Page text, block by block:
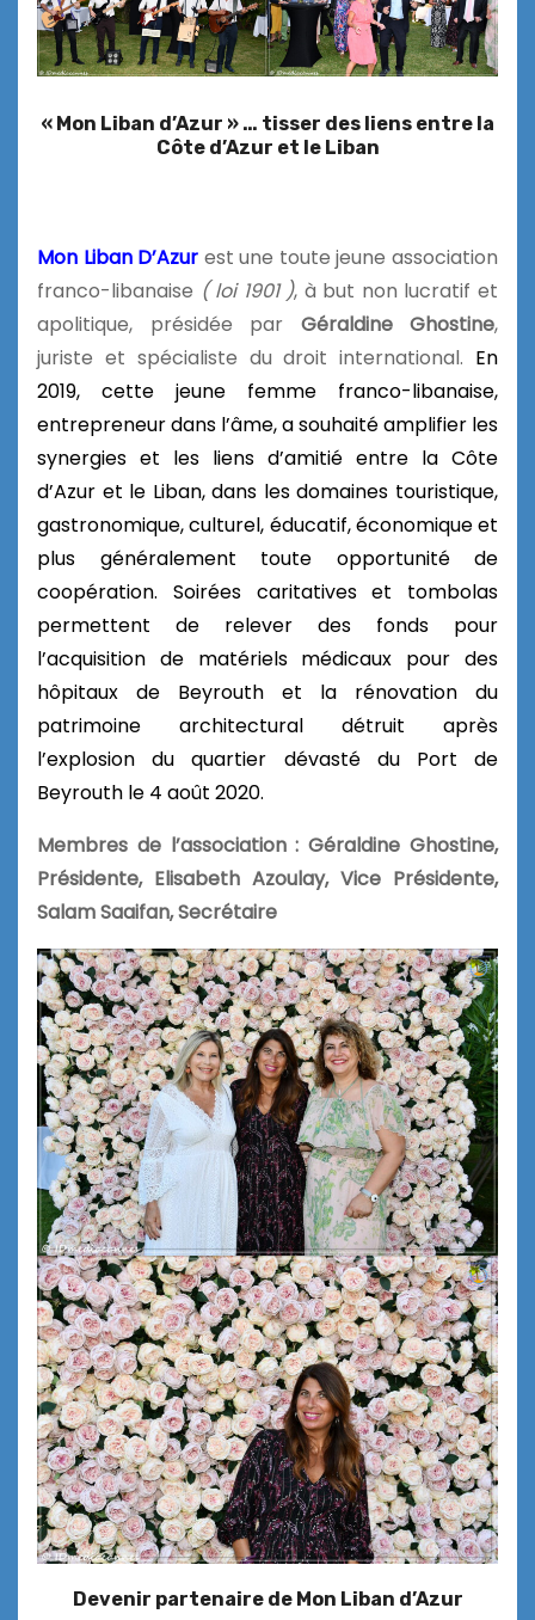
« Mon Liban d’Azur » … tisser des liens entre la
Côte d’Azur et le Liban
Mon Liban D’Azur est une toute jeune association
franco-libanaise ( loi 1901 ), à but non lucratif et
apolitique, présidée par Géraldine Ghostine,
juriste et spécialiste du droit international. En
2019, cette jeune femme franco-libanaise,
entrepreneur dans l’âme, a souhaité amplifier les
synergies et les liens d’amitié entre la Côte
d’Azur et le Liban, dans les domaines touristique,
gastronomique, culturel, éducatif, économique et
plus généralement toute opportunité de
coopération. Soirées caritatives et tombolas
permettent de relever des fonds pour
l’acquisition de matériels médicaux pour des
hôpitaux de Beyrouth et la rénovation du
patrimoine architectural détruit après
l’explosion du quartier dévasté du Port de
Beyrouth le 4 août 2020.
Membres de l’association : Géraldine Ghostine,
Présidente, Elisabeth Azoulay, Vice Présidente,
Salam Saaifan, Secrétaire
Devenir partenaire de Mon Liban d’Azur